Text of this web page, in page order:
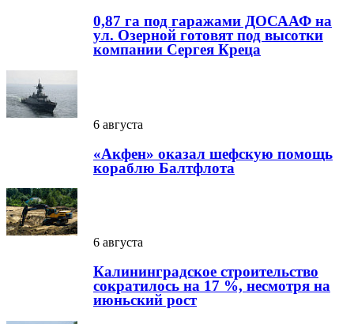
0,87 га под гаражами ДОСААФ на
ул. Озерной готовят под высотки
компании Сергея Креца
6 августа
«Акфен» оказал шефскую помощь
кораблю Балтфлота
6 августа
Калининградское строительство
сократилось на 17 %, несмотря на
июньский рост